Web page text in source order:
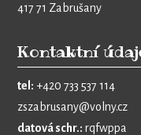
417 71 Zabrušany
Kontaktní
tel: +420 733 537 114
zszabrusany@volny.cz
datová schr.: rqfwppa